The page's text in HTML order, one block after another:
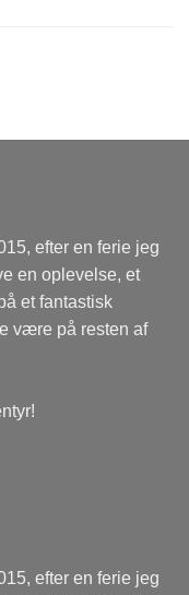
efter en ferie jeg
en oplevelse, et
et fantastisk
være på resten af
efter en ferie jeg